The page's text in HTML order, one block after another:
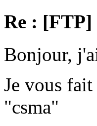
Re : [FTP]
Bonjour,
Je vous
"csma"